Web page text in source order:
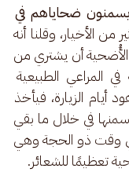
ضحاياهم في
من الأخيار، وقلنا أنه
أن يشتري من
في المراعي الطبيعية
الزيارة، فيأخذ
في خلال ما بقي
وقت ذو الحجة وهي
تعظيمًا للشعائر.